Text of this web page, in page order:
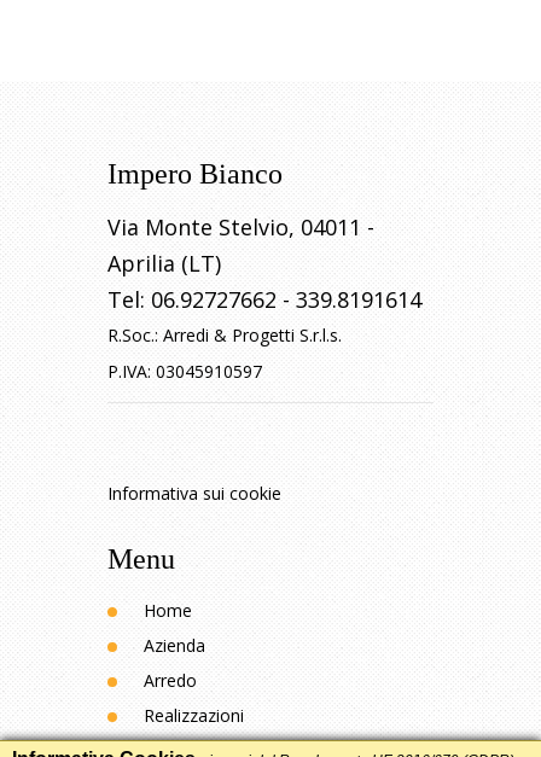
Impero Bianco
Via Monte Stelvio, 04011 -
Aprilia (LT)
Tel: 06.92727662 - 339.8191614
R.Soc.: Arredi & Progetti S.r.l.s.
P.IVA: 03045910597
Informativa sui cookie
Menu
Home
Azienda
Arredo
Realizzazioni
Contatti